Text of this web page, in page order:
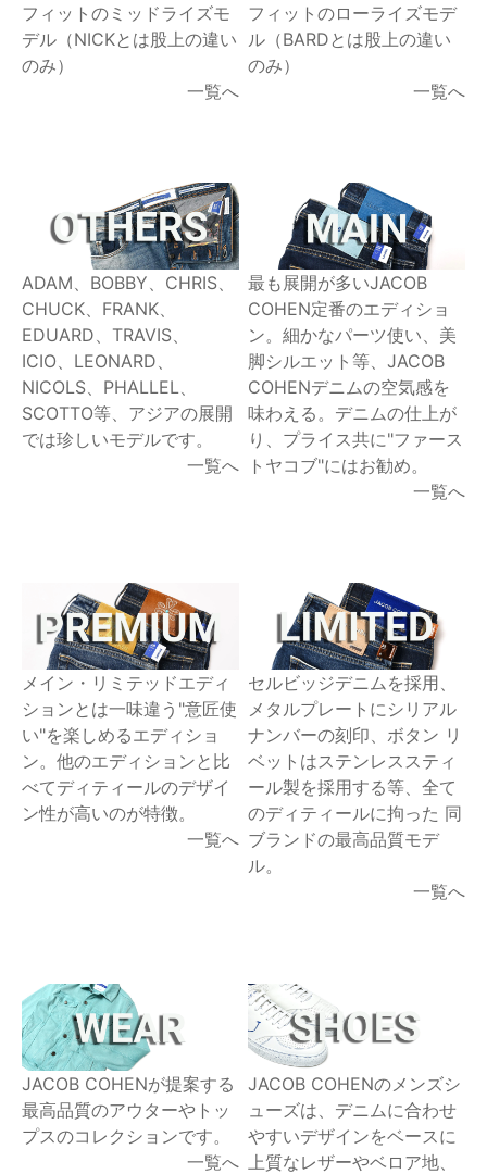
フィットのミッドライズモ
デル（NICKとは股上の違い
のみ）
一覧へ
フィットのローライズモデ
ル（BARDとは股上の違い
のみ）
一覧へ
ADAM、BOBBY、CHRIS、
CHUCK、FRANK、
EDUARD、TRAVIS、
ICIO、LEONARD、
NICOLS、PHALLEL、
SCOTTO等、アジアの展開
では珍しいモデルです。
一覧へ
最も展開が多いJACOB
COHEN定番のエディショ
ン。細かなパーツ使い、美
脚シルエット等、JACOB
COHENデニムの空気感を
味わえる。デニムの仕上が
り、プライス共に"ファース
トヤコブ"にはお勧め。
一覧へ
メイン・リミテッドエディ
ションとは一味違う"意匠使
い"を楽しめるエディショ
ン。他のエディションと比
べてディティールのデザイ
ン性が高いのが特徴。
一覧へ
セルビッジデニムを採用、
メタルプレートにシリアル
ナンバーの刻印、ボタン リ
ベットはステンレススティ
ール製を採用する等、全て
のディティールに拘った 同
ブランドの最高品質モデ
ル。
一覧へ
JACOB COHENが提案する
最高品質のアウターやトッ
プスのコレクションです。
一覧へ
JACOB COHENのメンズシ
ューズは、デニムに合わせ
やすいデザインをベースに
上質なレザーやベロア地、